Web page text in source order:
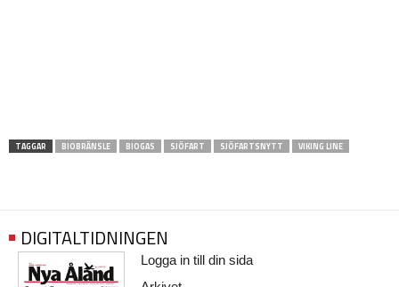
TAGGAR BIOBRÄNSLE BIOGAS SJÖFART SJÖFARTSNYTT VIKING LINE
DIGITALTIDNINGEN
Logga in till din sida